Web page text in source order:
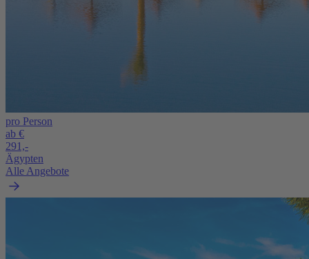
pro Person
ab €
291,-
Ägypten
Alle Angebote